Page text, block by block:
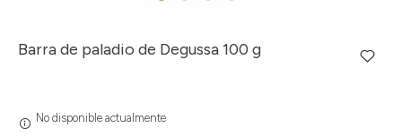
Barra de paladio de Degussa 100 g
No disponible actualmente